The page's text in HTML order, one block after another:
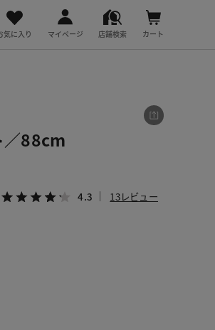
気に入り マイページ 店舗検索 カート
／88cm
4.3 13レビュー